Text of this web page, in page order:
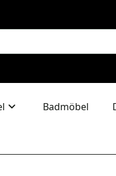
Badmöbel